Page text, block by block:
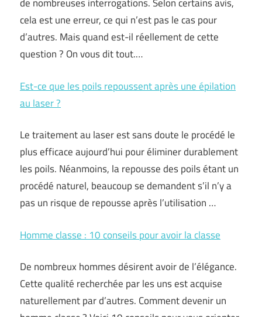
cela est une erreur, ce qui n’est pas le cas pour
d’autres. Mais quand est-il réellement de cette
question ? On vous dit tout.…
Est-ce que les poils repoussent après une épilation
au laser ?
Le traitement au laser est sans doute le procédé le
plus efficace aujourd’hui pour éliminer durablement
les poils. Néanmoins, la repousse des poils étant un
procédé naturel, beaucoup se demandent s’il n’y a
pas un risque de repousse après l’utilisation …
Homme classe : 10 conseils pour avoir la classe
De nombreux hommes désirent avoir de l’élégance.
Cette qualité recherchée par les uns est acquise
naturellement par d’autres. Comment devenir un